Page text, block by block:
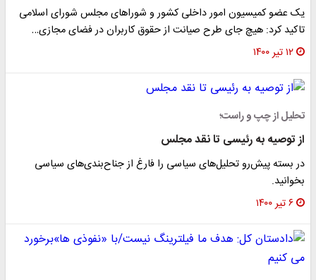
یک عضو کمیسیون امور داخلی کشور و شوراهای مجلس شورای اسلامی
تاکید کرد: هیچ جای طرح صیانت از حقوق کاربران در فضای مجازی…
۱۲ تیر ۱۴۰۰
تحلیل از چپ و راست؛
از توصیه به رئیسی تا نقد مجلس
در بسته پیش‌رو تحلیل‌های سیاسی را فارغ از جناح‌بندی‌های سیاسی
بخوانید.
۶ تیر ۱۴۰۰